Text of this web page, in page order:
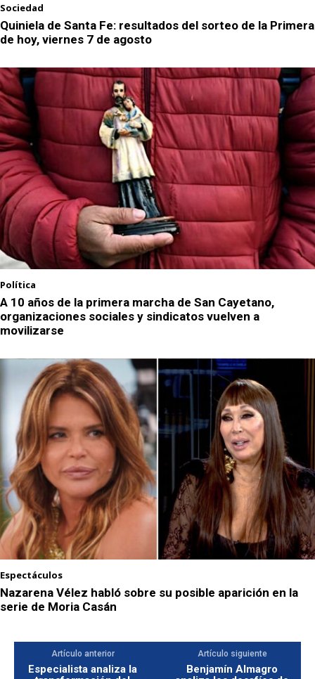
Sociedad
Quiniela de Santa Fe: resultados del sorteo de la Primera
de hoy, viernes 7 de agosto
Política
A 10 años de la primera marcha de San Cayetano,
organizaciones sociales y sindicatos vuelven a
movilizarse
Espectáculos
Nazarena Vélez habló sobre su posible aparición en la
serie de Moria Casán
Artículo anterior
Especialista analiza la
Artículo siguiente
Benjamín Almagro